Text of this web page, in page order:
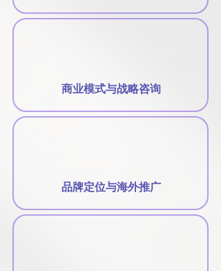
商业模式与战略咨询
品牌定位与海外推广